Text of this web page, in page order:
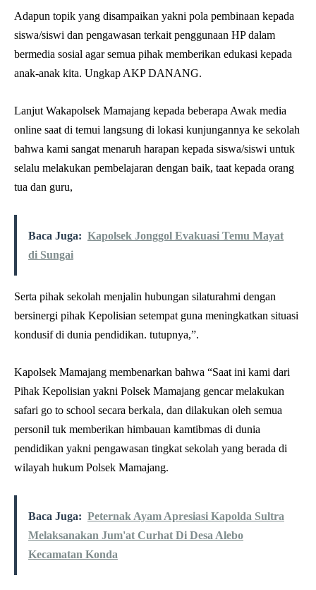
Adapun topik yang disampaikan yakni pola pembinaan kepada
siswa/siswi dan pengawasan terkait penggunaan HP dalam
bermedia sosial agar semua pihak memberikan edukasi kepada
anak-anak kita. Ungkap AKP DANANG.
Lanjut Wakapolsek Mamajang kepada beberapa Awak media
online saat di temui langsung di lokasi kunjungannya ke sekolah
bahwa kami sangat menaruh harapan kepada siswa/siswi untuk
selalu melakukan pembelajaran dengan baik, taat kepada orang
tua dan guru,
Baca Juga: Kapolsek Jonggol Evakuasi Temu Mayat
di Sungai
Serta pihak sekolah menjalin hubungan silaturahmi dengan
bersinergi pihak Kepolisian setempat guna meningkatkan situasi
kondusif di dunia pendidikan. tutupnya,”.
Kapolsek Mamajang membenarkan bahwa “Saat ini kami dari
Pihak Kepolisian yakni Polsek Mamajang gencar melakukan
safari go to school secara berkala, dan dilakukan oleh semua
personil tuk memberikan himbauan kamtibmas di dunia
pendidikan yakni pengawasan tingkat sekolah yang berada di
wilayah hukum Polsek Mamajang.
Baca Juga: Peternak Ayam Apresiasi Kapolda Sultra
Melaksanakan Jum'at Curhat Di Desa Alebo
Kecamatan Konda